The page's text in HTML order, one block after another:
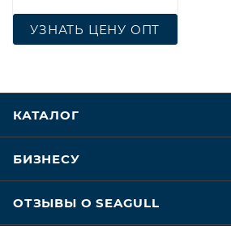
УЗНАТЬ ЦЕНУ ОПТ
КАТАЛОГ
БИЗНЕСУ
ОТЗЫВЫ О SEAGULL